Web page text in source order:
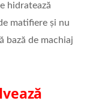
hidratează
matifiere și nu
bază de machiaj